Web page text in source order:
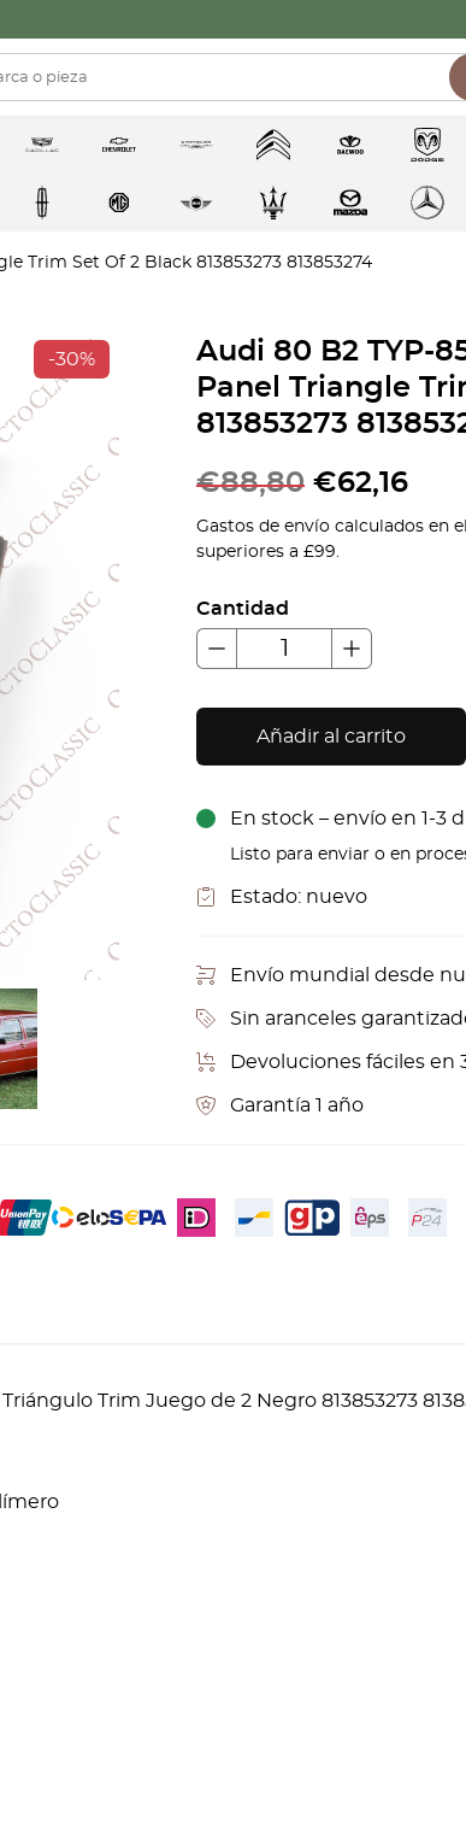
Trim Set Of 2 Black 813853273 813853274
-30%
Audi 80 B2 TYP-
Panel Triangle
813853273
€88,80 €62,16
Gastos de envío calculados en
superiores a £99.
Cantidad
Añadir al carrito
En stock – envío en 1-3
Listo para enviar o en
Estado: nuevo
Envío mundial desde
Sin aranceles
Devoluciones fáciles en
Garantía 1 año
Trim Juego de 2 Negro 813853273